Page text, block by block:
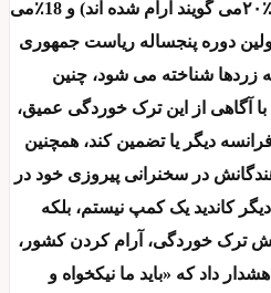
«احساس» دلسردی می کنند (٪۲۰می گویند آرام شده اند) و 18٪می
دوره پنجساله ریاست جمهوری
زردها شناخته می شود، چنین
آگاهی از این ترک خوردگی عمیق،
دیگر یا تضمین کند، همچنین
در سخنرانی پیروزی خود در
کاندید یک کمپ نیستم، بلکه
ترک خوردگی، آرام کردن کشور،
داد که «باید ما نیکخواه و